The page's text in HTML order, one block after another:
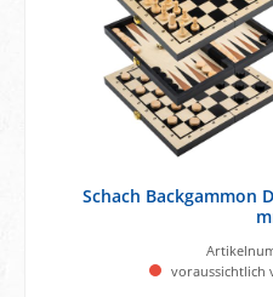
Schach Backgammon
voraussichtlich